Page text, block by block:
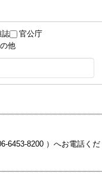
誌
官公庁
他
6453-8200 ）へお電話くだ